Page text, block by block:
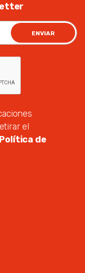
ENVIAR
el
Política de